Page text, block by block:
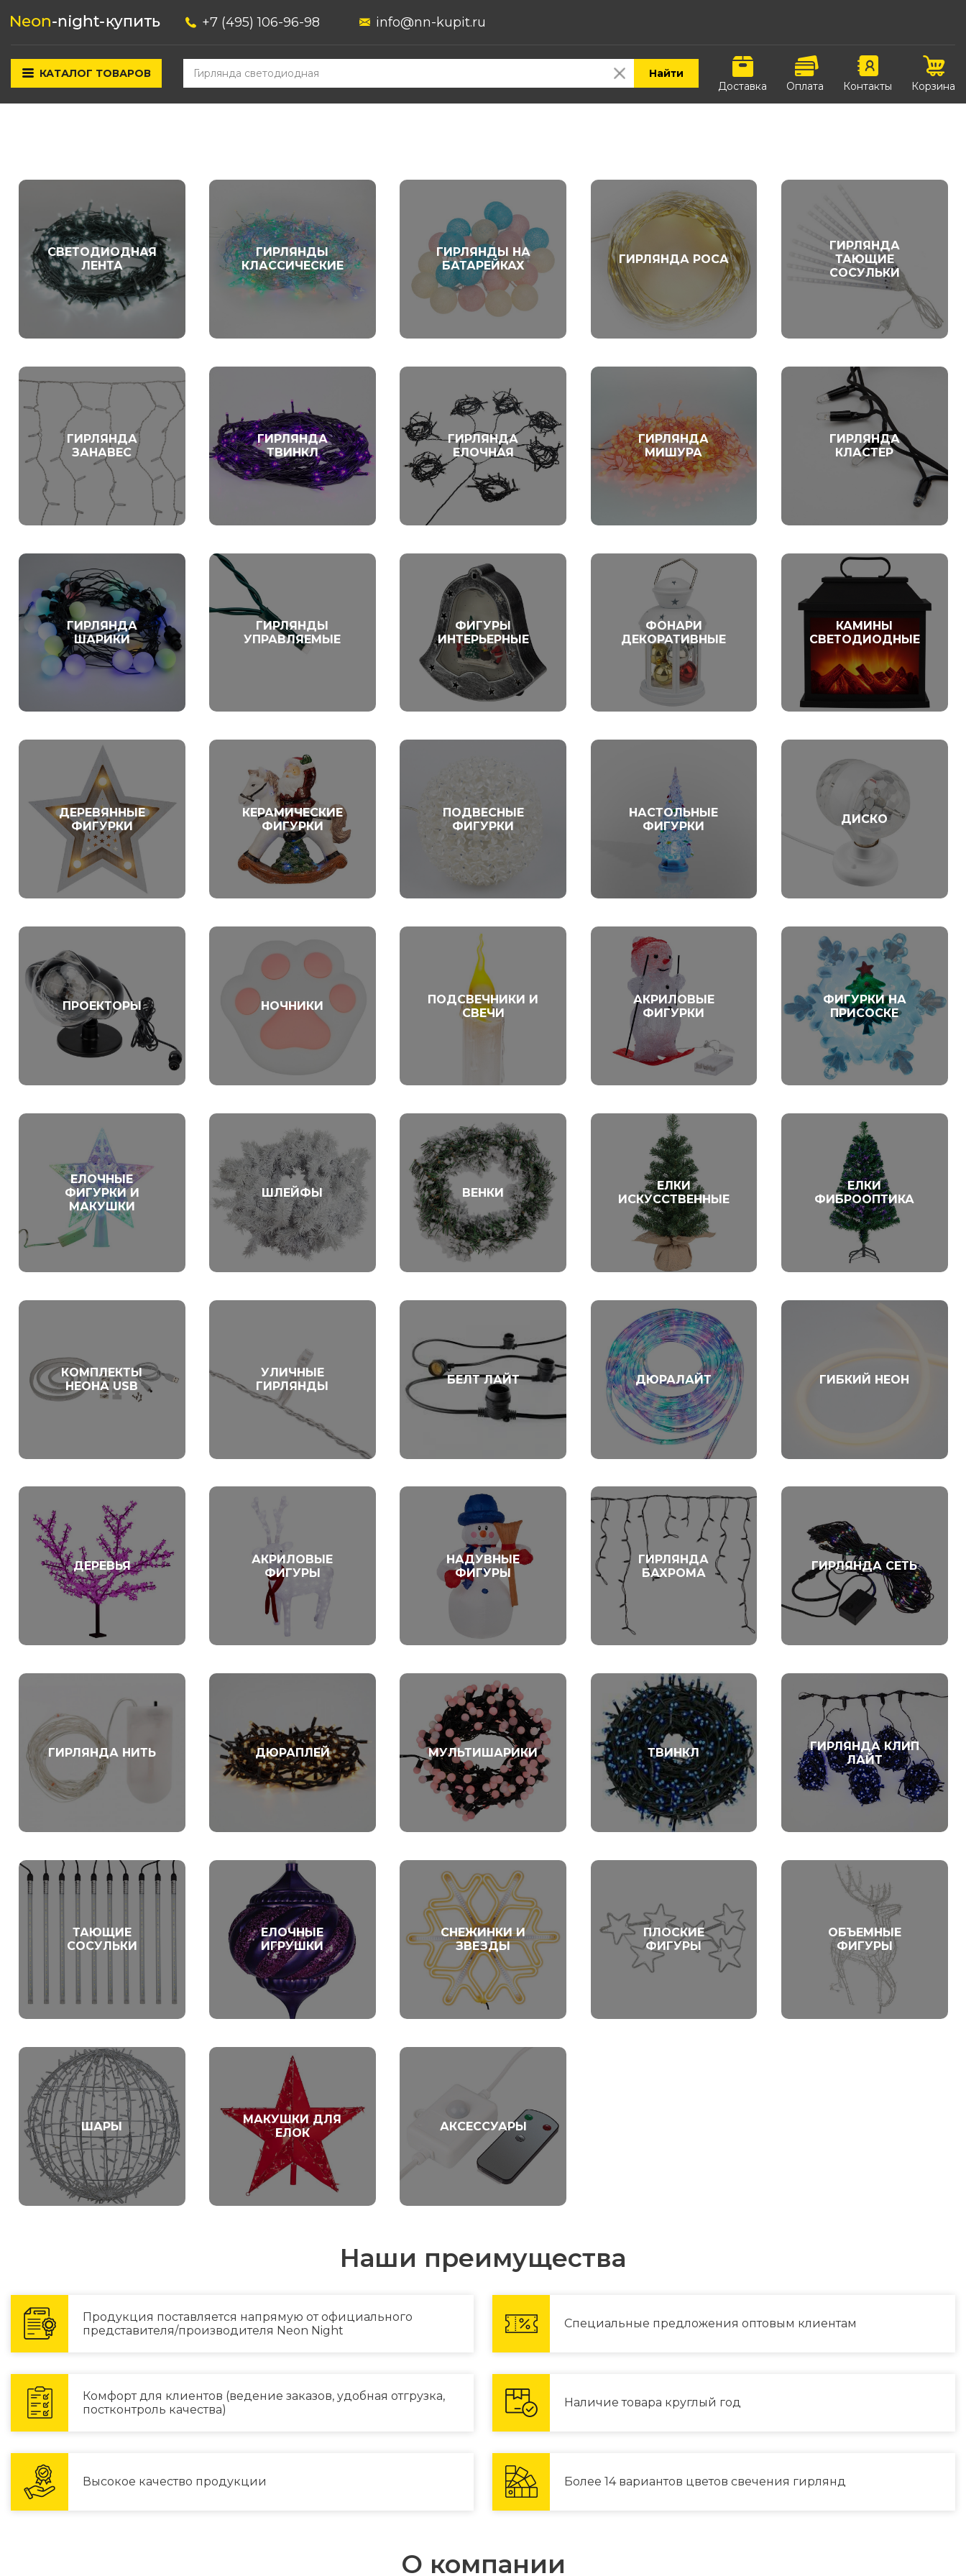
+7 (495) 106-96-98 info@nn-kupit.ru
КАТАЛОГ ТОВАРОВ
Найти
Доставка
Оплата Контакты Корзина
СВЕТОДИОДНАЯ
ЛЕНТА
ГИРЛЯНДЫ
КЛАССИЧЕСКИЕ
ГИРЛЯНДЫ НА
БАТАРЕЙКАХ
ГИРЛЯНДА РОСА
ГИРЛЯНДА
ТАЮЩИЕ
СОСУЛЬКИ
ГИРЛЯНДА
ЗАНАВЕС
ГИРЛЯНДА
ТВИНКЛ
ГИРЛЯНДА
ЕЛОЧНАЯ
ГИРЛЯНДА
МИШУРА
ГИРЛЯНДА
КЛАСТЕР
ГИРЛЯНДА
ШАРИКИ
ГИРЛЯНДЫ
УПРАВЛЯЕМЫЕ
ФИГУРЫ
ИНТЕРЬЕРНЫЕ
ФОНАРИ
ДЕКОРАТИВНЫЕ
КАМИНЫ
СВЕТОДИОДНЫЕ
ДЕРЕВЯННЫЕ
ФИГУРКИ
КЕРАМИЧЕСКИЕ
ФИГУРКИ
ПОДВЕСНЫЕ
ФИГУРКИ
НАСТОЛЬНЫЕ
ФИГУРКИ
ДИСКО
ПРОЕКТОРЫ НОЧНИКИ
ПОДСВЕЧНИКИ И
СВЕЧИ
АКРИЛОВЫЕ
ФИГУРКИ
ФИГУРКИ НА
ПРИСОСКЕ
ЕЛОЧНЫЕ
ФИГУРКИ И
МАКУШКИ
ШЛЕЙФЫ ВЕНКИ
ЕЛКИ
ИСКУССТВЕННЫЕ
ЕЛКИ
ФИБРООПТИКА
КОМПЛЕКТЫ
НЕОНА USB
УЛИЧНЫЕ
ГИРЛЯНДЫ
БЕЛТ ЛАЙТ ДЮРАЛАЙТ ГИБКИЙ НЕОН
ДЕРЕВЬЯ
АКРИЛОВЫЕ
ФИГУРЫ
НАДУВНЫЕ
ФИГУРЫ
ГИРЛЯНДА
БАХРОМА
ГИРЛЯНДА СЕТЬ
ГИРЛЯНДА НИТЬ ДЮРАПЛЕЙ МУЛЬТИШАРИКИ ТВИНКЛ
ГИРЛЯНДА КЛИП
ЛАЙТ
ТАЮЩИЕ
СОСУЛЬКИ
ЕЛОЧНЫЕ
ИГРУШКИ
СНЕЖИНКИ И
ЗВЕЗДЫ
ПЛОСКИЕ
ФИГУРЫ
ОБЪЕМНЫЕ
ФИГУРЫ
ШАРЫ
МАКУШКИ ДЛЯ
ЕЛОК
АКСЕССУАРЫ
Наши преимущества
Продукция поставляется напрямую от официального
представителя/производителя Neon Night
Специальные предложения оптовым клиентам
Комфорт для клиентов (ведение заказов, удобная отгрузка,
постконтроль качества)
Наличие товара круглый год
Высокое качество продукции Более 14 вариантов цветов свечения гирлянд
О компании